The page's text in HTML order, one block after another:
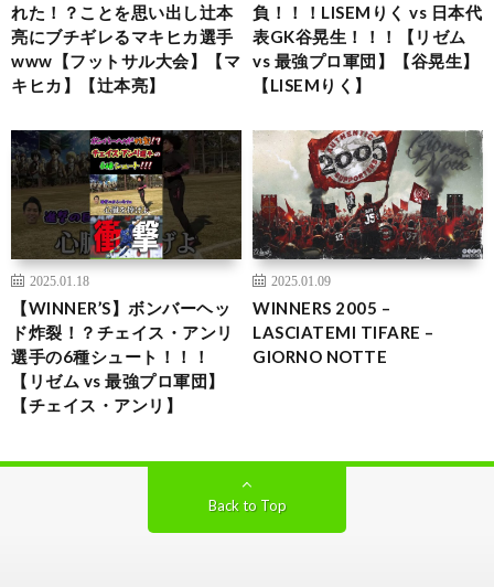
れた！？ことを思い出し辻本
亮にブチギレるマキヒカ選手
www【フットサル大会】【マ
キヒカ】【辻本亮】
負！！！LISEMりく vs 日本代
表GK谷晃生！！！【リゼム
vs 最強プロ軍団】【谷晃生】
【LISEMりく】
2025.01.18
【WINNER’S】ボンバーヘッ
ド炸裂！？チェイス・アンリ
選手の6種シュート！！！
【リゼム vs 最強プロ軍団】
【チェイス・アンリ】
2025.01.09
WINNERS 2005 –
LASCIATEMI TIFARE –
GIORNO NOTTE
Back to Top